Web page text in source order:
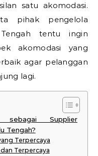
satu akomodasi.
pihak pengelola
tentu ingin
akomodasi yang
agar pelanggan
lagi.
Supplier
Tengah?
Terpercaya
Terpercaya